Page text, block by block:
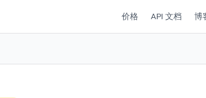
价格 API 文档 博